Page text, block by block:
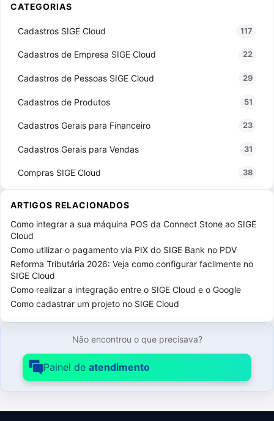
CATEGORIAS
Cadastros SIGE Cloud 117
Cadastros de Empresa SIGE Cloud 22
Cadastros de Pessoas SIGE Cloud 29
Cadastros de Produtos 51
Cadastros Gerais para Financeiro 23
Cadastros Gerais para Vendas 31
Compras SIGE Cloud 38
Configurações de NF-e / NFS-e 9
Licenças 13
Outras Configurações
Contratações adicionais
Contrato SIGE Cloud 6
CRM SIGE Cloud 26
Estoque SIGE Cloud
ARTIGOS RELACIONADOS
Como integrar a sua máquina POS da Connect Stone ao SIGE
Cloud
Como utilizar o pagamento via PIX do SIGE Bank no PDV
Reforma Tributária 2026: Veja como configurar facilmente no
SIGE Cloud
Como realizar a integração entre o SIGE Cloud e o Google
Como cadastrar um projeto no SIGE Cloud
Não encontrou o que precisava?
Painel de atendimento